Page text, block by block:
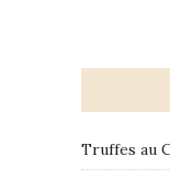
Truffes au